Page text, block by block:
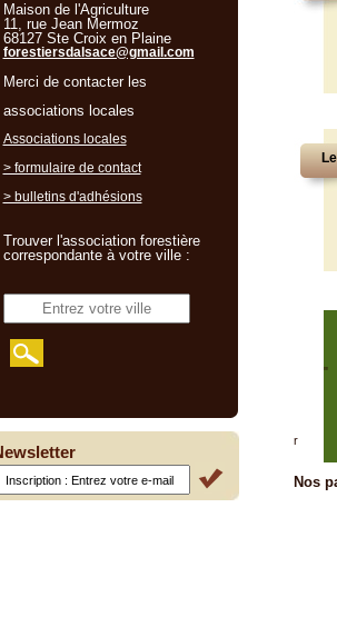
"
r
Nos
Maison de l'Agriculture
11, rue Jean Mermoz
68127 Ste Croix en Plaine
forestiersdalsace@gmail.com
Merci de contacter les
associations locales
Associations locales
> formulaire de contact
> bulletins d'adhésions
Trouver l'association forestière
correspondante à votre ville :